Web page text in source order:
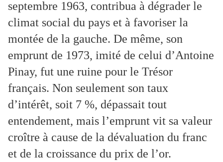
septembre 1963, contribua à dégrader le
climat social du pays et à favoriser la
montée de la gauche. De même, son
emprunt de 1973, imité de celui d’Antoine
Pinay, fut une ruine pour le Trésor
français. Non seulement son taux
d’intérêt, soit 7 %, dépassait tout
entendement, mais l’emprunt vit sa valeur
croître à cause de la dévaluation du franc
et de la croissance du prix de l’or.